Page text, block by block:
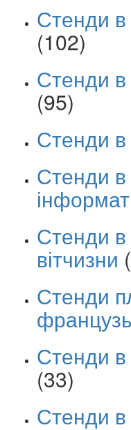
Стенди в
(102)
Стенди в
(95)
Стенди в
Стенди в
Стенди в
вітчизни
Стенди
Стенди в
(33)
Стенди в